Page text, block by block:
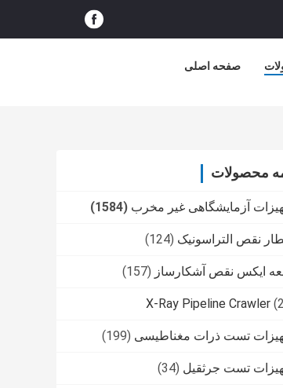
صفحه اصلی
محصولات
آزمایشگاهی غیر مخرب (1584)
نقص التراسونیک (124)
ایکس نقص آشکارساز (157)
X-Ray Pipeline Crawler
تست ذرات مغناطیسی (199)
تست جرثقیل (34)